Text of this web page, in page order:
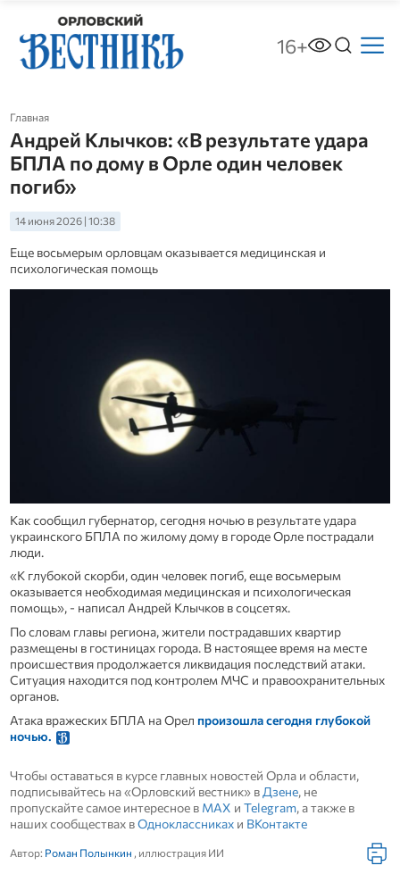
16+
Главная
Андрей Клычков: «В результате удара
БПЛА по дому в Орле один человек
погиб»
14 июня 2026 | 10:38
Еще восьмерым орловцам оказывается медицинская и
психологическая помощь
Как сообщил губернатор, сегодня ночью в результате удара
украинского БПЛА по жилому дому в городе Орле пострадали
люди.
«К глубокой скорби, один человек погиб, еще восьмерым
оказывается необходимая медицинская и психологическая
помощь», - написал Андрей Клычков в соцсетях.
По словам главы региона, жители пострадавших квартир
размещены в гостиницах города. В настоящее время на месте
происшествия продолжается ликвидация последствий атаки.
Ситуация находится под контролем МЧС и правоохранительных
органов.
Атака вражеских БПЛА на Орел произошла сегодня глубокой
ночью.
Чтобы оставаться в курсе главных новостей Орла и области,
подписывайтесь на «Орловский вестник» в Дзене, не
пропускайте самое интересное в MAX и Telegram, а также в
наших сообществах вОдноклассникахи ВКонтакте
Автор: Роман Полынкин , иллюстрация ИИ